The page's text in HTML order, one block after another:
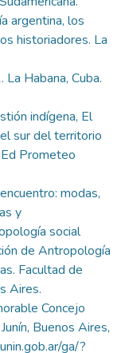
argentina, los
historiadores. La
Habana, Cuba.
indígena, El
sur del territorio
Prometeo
modas,
y
social
de Antropología
Facultad de
Aires.
Concejo
Buenos Aires,
ga/?